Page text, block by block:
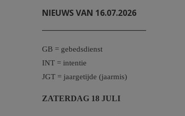
NIEUWS VAN 16.07.2026
GB = gebedsdienst
INT = intentie
JGT = jaargetijde (jaarmis)
ZATERDAG 18 JULI